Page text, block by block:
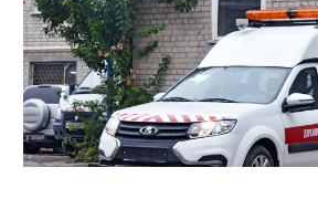
RDT
(г.